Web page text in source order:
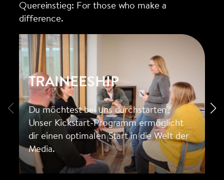
Quereinstieg: For those who make a
difference.
TRAINEESHIP
Du möchtest bei uns durchstarten?
Unser Kickstart-Programm ermöglicht
dir einen optimalen Start in die Welt der
Media.